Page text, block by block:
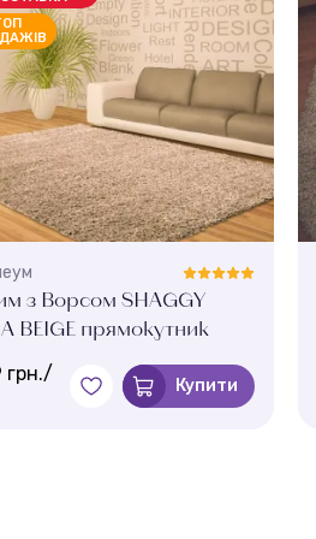
з Ворсом SHAGGY
BEIGE прямокутник
грн./
Купити